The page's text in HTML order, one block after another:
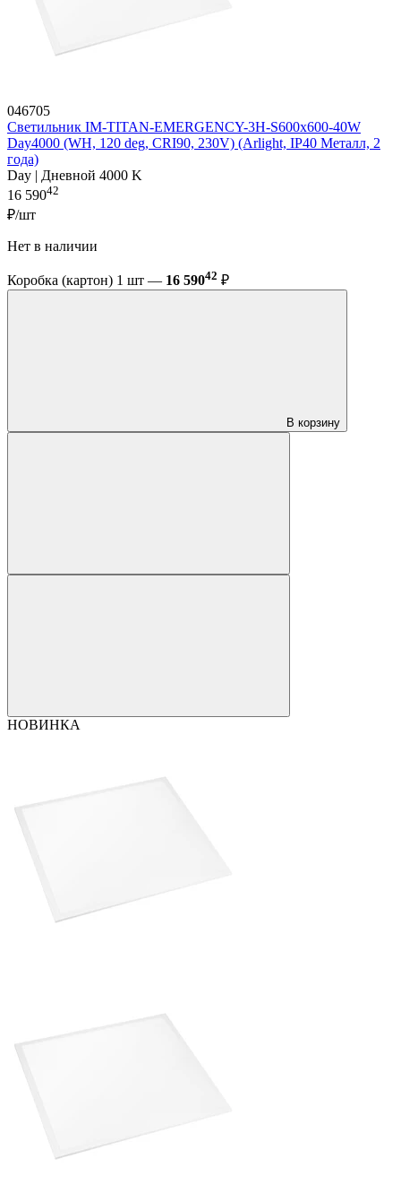
046705
Светильник IM-TITAN-EMERGENCY-3H-S600x600-40W
Day4000 (WH, 120 deg, CRI90, 230V) (Arlight, IP40 Металл, 2
года)
Day | Дневной 4000 K
16 59042
₽/шт
Нет в наличии
Коробка (картон) 1 шт — 16 59042 ₽
В корзину
НОВИНКА